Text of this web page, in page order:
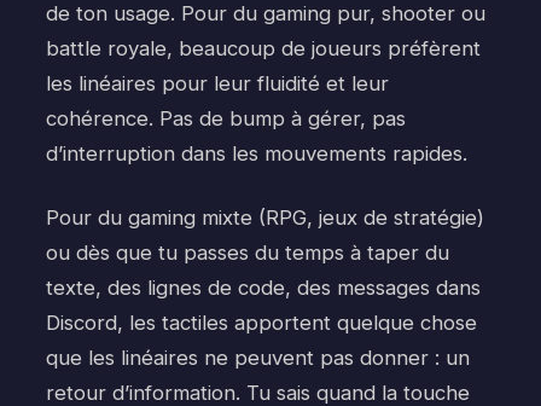
de ton usage. Pour du gaming pur, shooter ou
battle royale, beaucoup de joueurs préfèrent
les linéaires pour leur fluidité et leur
cohérence. Pas de bump à gérer, pas
d’interruption dans les mouvements rapides.
Pour du gaming mixte (RPG, jeux de stratégie)
ou dès que tu passes du temps à taper du
texte, des lignes de code, des messages dans
Discord, les tactiles apportent quelque chose
que les linéaires ne peuvent pas donner : un
retour d’information. Tu sais quand la touche